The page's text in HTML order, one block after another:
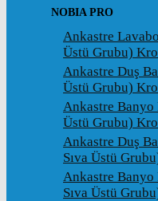
NOBIA PRO
Ankastre
Üstü Grubu)
Ankastre Duş
Üstü Grubu)
Ankastre Banyo
Üstü Grubu)
Ankastre Duş
Sıva Üstü
Ankastre Banyo
Sıva Üstü